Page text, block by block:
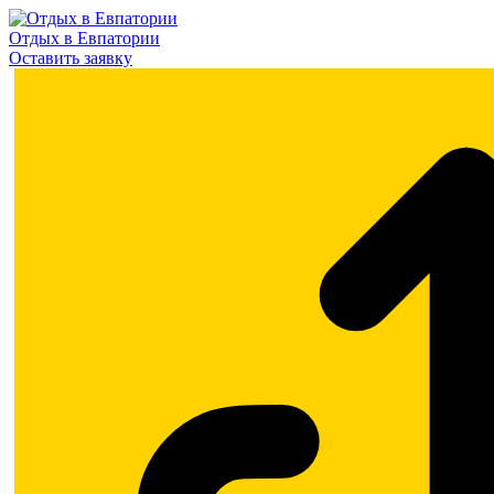
Отдых в Евпатории
Оставить заявку